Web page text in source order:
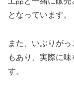
となっています。
また、いぶりが
もあり、実際に
す。